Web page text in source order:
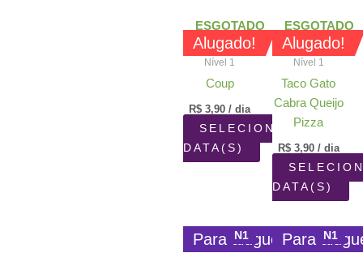
popularidade
Alugado!
ESGOTADO
Nível 1
Coup
R$ 3,90 / dia
SELECIONAR
DATA(S)
Alugado!
ESGOTADO
Nível 1
Taco Gato
Cabra Queijo
Pizza
R$3,90/ dia
DATA(S)
Para aluguel
N1 Para N1